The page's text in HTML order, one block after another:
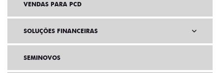
VENDAS PARA PCD
SOLUÇÕES FINANCEIRAS
SEMINOVOS